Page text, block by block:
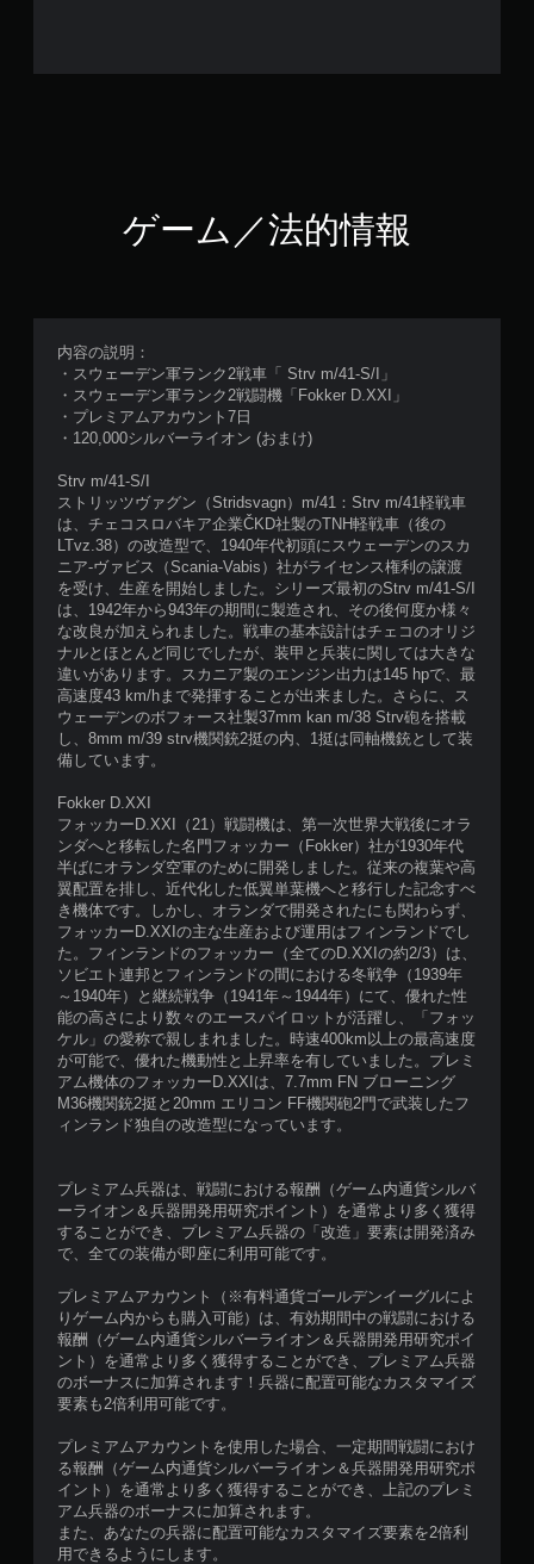
ゲーム／法的情報
内容の説明：
・スウェーデン軍ランク2戦車「 Strv m/41-S/I」
・スウェーデン軍ランク2戦闘機「Fokker D.XXI」
・プレミアムアカウント7日
・120,000シルバーライオン (おまけ)
Strv m/41-S/I
ストリッツヴァグン（Stridsvagn）m/41：Strv m/41軽戦車
は、チェコスロバキア企業ČKD社製のTNH軽戦車（後の
LTvz.38）の改造型で、1940年代初頭にスウェーデンのスカ
ニア-ヴァビス（Scania-Vabis）社がライセンス権利の譲渡
を受け、生産を開始しました。シリーズ最初のStrv m/41-S/I
は、1942年から943年の期間に製造され、その後何度か様々
な改良が加えられました。戦車の基本設計はチェコのオリジ
ナルとほとんど同じでしたが、装甲と兵装に関しては大きな
違いがあります。スカニア製のエンジン出力は145 hpで、最
高速度43 km/hまで発揮することが出来ました。さらに、ス
ウェーデンのボフォース社製37mm kan m/38 Strv砲を搭載
し、8mm m/39 strv機関銃2挺の内、1挺は同軸機銃として装
備しています。
Fokker D.XXI
フォッカーD.XXI（21）戦闘機は、第一次世界大戦後にオラ
ンダへと移転した名門フォッカー（Fokker）社が1930年代
半ばにオランダ空軍のために開発しました。従来の複葉や高
翼配置を排し、近代化した低翼単葉機へと移行した記念すべ
き機体です。しかし、オランダで開発されたにも関わらず、
フォッカーD.XXIの主な生産および運用はフィンランドでし
た。フィンランドのフォッカー（全てのD.XXIの約2/3）は、
ソビエト連邦とフィンランドの間における冬戦争（1939年
～1940年）と継続戦争（1941年～1944年）にて、優れた性
能の高さにより数々のエースパイロットが活躍し、「フォッ
ケル」の愛称で親しまれました。時速400km以上の最高速度
が可能で、優れた機動性と上昇率を有していました。プレミ
アム機体のフォッカーD.XXIは、7.7mm FN ブローニング
M36機関銃2挺と20mm エリコン FF機関砲2門で武装したフ
ィンランド独自の改造型になっています。
プレミアム兵器は、戦闘における報酬（ゲーム内通貨シルバ
ーライオン＆兵器開発用研究ポイント）を通常より多く獲得
することができ、プレミアム兵器の「改造」要素は開発済み
で、全ての装備が即座に利用可能です。
プレミアムアカウント（※有料通貨ゴールデンイーグルによ
りゲーム内からも購入可能）は、有効期間中の戦闘における
報酬（ゲーム内通貨シルバーライオン＆兵器開発用研究ポイ
ント）を通常より多く獲得することができ、プレミアム兵器
のボーナスに加算されます！兵器に配置可能なカスタマイズ
要素も2倍利用可能です。
プレミアムアカウントを使用した場合、一定期間戦闘におけ
る報酬（ゲーム内通貨シルバーライオン＆兵器開発用研究ポ
イント）を通常より多く獲得することができ、上記のプレミ
アム兵器のボーナスに加算されます。
また、あなたの兵器に配置可能なカスタマイズ要素を2倍利
用できるようにします。